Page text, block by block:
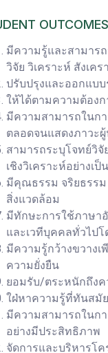
OUTCOMES
มีความรู้และสามาร
วิจัย วิเคราะห์ สังเค
ปรับปรุงและออกแบ
ให้ได้ตามความต้อง
มีความสามารถในก
ตลอดจนแสดงภาวะ
สามารถระบุโจทย์วิ
เชิงวิเคราะห์อย่างเ
มีคุณธรรม จริยธรรม
สิ่งแวดล้อม
มีทักษะการใช้ภาษา
และเวทีบุคคลทั่วไป
มีความรู้กว้างขวาง
ความยั่งยืน
ยอมรับ/ตระหนักถึงค
ใฝ่หาความรู้ที่ทันสมั
มีความสามารถในก
อย่างมีประสิทธิภาพ
จัดการและบริหารโ